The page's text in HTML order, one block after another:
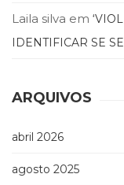
Marketing
(33)
Rádio
(8)
Públicas
Comunicação
Laila silva em
IDENTIFICAR SE
ARQUIVOS
abril 2026
agosto 2025